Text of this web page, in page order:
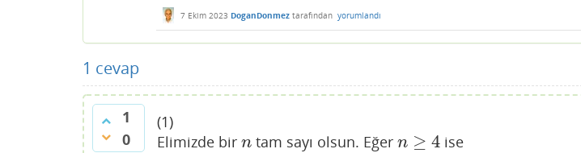
7 Ekim 2023 DoganDonmez tarafından yorumlandı
1 cevap
1
0
(1)
Elimizde bir n
ntam sayı olsun. Eğer n ≥ 4
n≥ 4 ise